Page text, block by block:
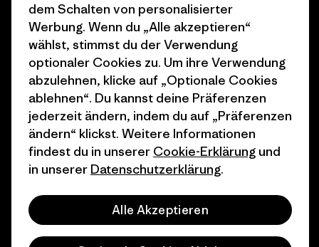
Geschenkgutscheine
Stores in deiner
Nähe
Patagonia Österreich
Seitenverzeichnis
© 2026 Patagonia, Inc. All Rights Reserved.
Deutsch
dem Schalten von personalisierter
Werbung. Wenn du „Alle akzeptieren“
wählst, stimmst du der Verwendung
optionaler Cookies zu. Um ihre Verwendung
abzulehnen, klicke auf „Optionale Cookies
ablehnen“. Du kannst deine Präferenzen
jederzeit ändern, indem du auf „Präferenzen
ändern“ klickst. Weitere Informationen
findest du in unserer Cookie-Erklärung und
in unserer Datenschutzerklärung.
Alle Akzeptieren